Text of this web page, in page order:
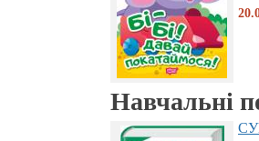
Навчальні